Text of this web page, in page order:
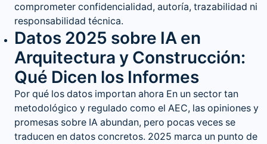
comprometer confidencialidad, autoría, trazabilidad ni
responsabilidad técnica.
Datos 2025 sobre IA en
Arquitectura y Construcción:
Qué Dicen los Informes
Por qué los datos importan ahora En un sector tan
metodológico y regulado como el AEC, las opiniones y
promesas sobre IA abundan, pero pocas veces se
traducen en datos concretos. 2025 marca un punto de